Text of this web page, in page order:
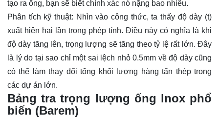
tạo ra ống, bạn sẽ biết chính xác nó nặng bao nhiêu.
Phân tích kỹ thuật: Nhìn vào công thức, ta thấy độ dày (t)
xuất hiện hai lần trong phép tính. Điều này có nghĩa là khi
độ dày tăng lên, trọng lượng sẽ tăng theo tỷ lệ rất lớn. Đây
là lý do tại sao chỉ một sai lệch nhỏ 0.5mm về độ dày cũng
có thể làm thay đổi tổng khối lượng hàng tấn thép trong
các dự án lớn.
Bảng tra trọng lượng ống lnox phổ
biến (Barem)